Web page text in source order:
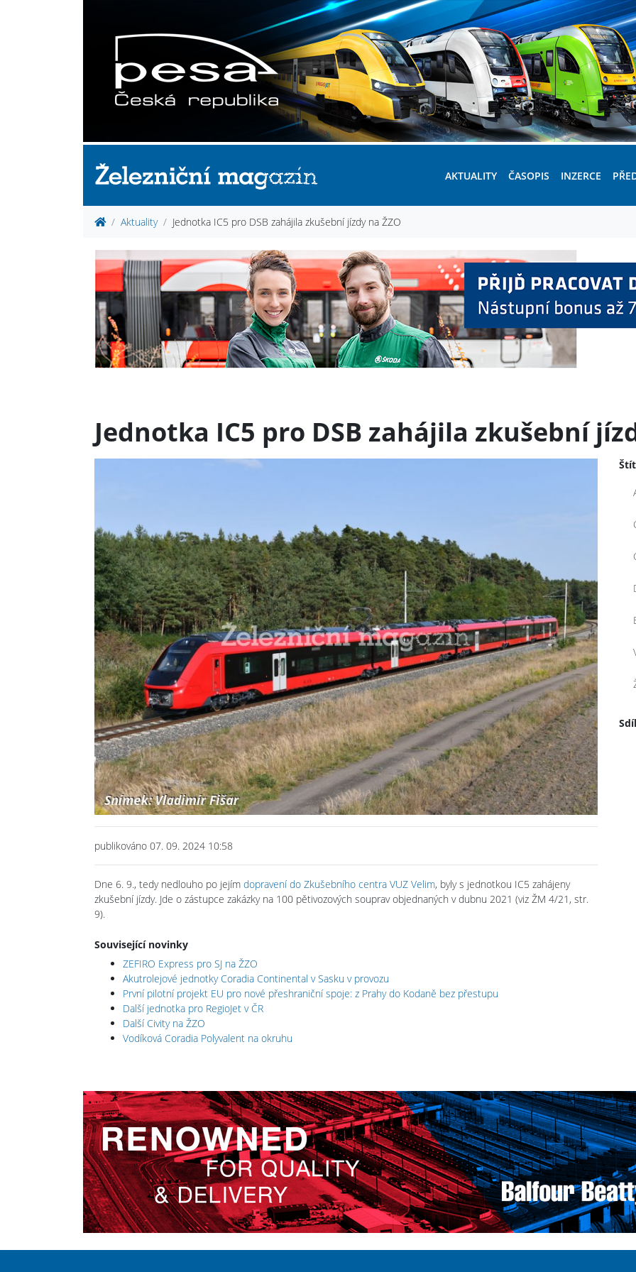
AKTUALITY ČASOPIS INZERCE
Aktuality Jednotka IC5 pro DSB zahájila zkušební jízdy na ŽZO
Jednotka IC5 pro DSB zahájila zkušební
publikováno 07. 09. 2024 10:58
Dne 6. 9., tedy nedlouho po jejím dopravení do Zkušebního centra VUZ Velim, byly s jednotkou IC5 zahájeny
zkušební jízdy. Jde o zástupce zakázky na 100 pětivozových souprav objednaných v dubnu 2021 (viz ŽM 4/21, str.
9).
Související novinky
ZEFIRO Express pro SJ na ŽZO
Akutrolejové jednotky Coradia Continental v Sasku v provozu
První pilotní projekt EU pro nové přeshraniční spoje: z Prahy do Kodaně bez přestupu
Další jednotka pro RegioJet v ČR
Další Civity na ŽZO
Vodíková Coradia Polyvalent na okruhu